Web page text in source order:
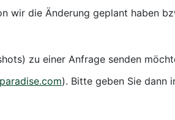
wir die Änderung geplant haben
zu einer Anfrage senden
). Bitte geben Sie dann